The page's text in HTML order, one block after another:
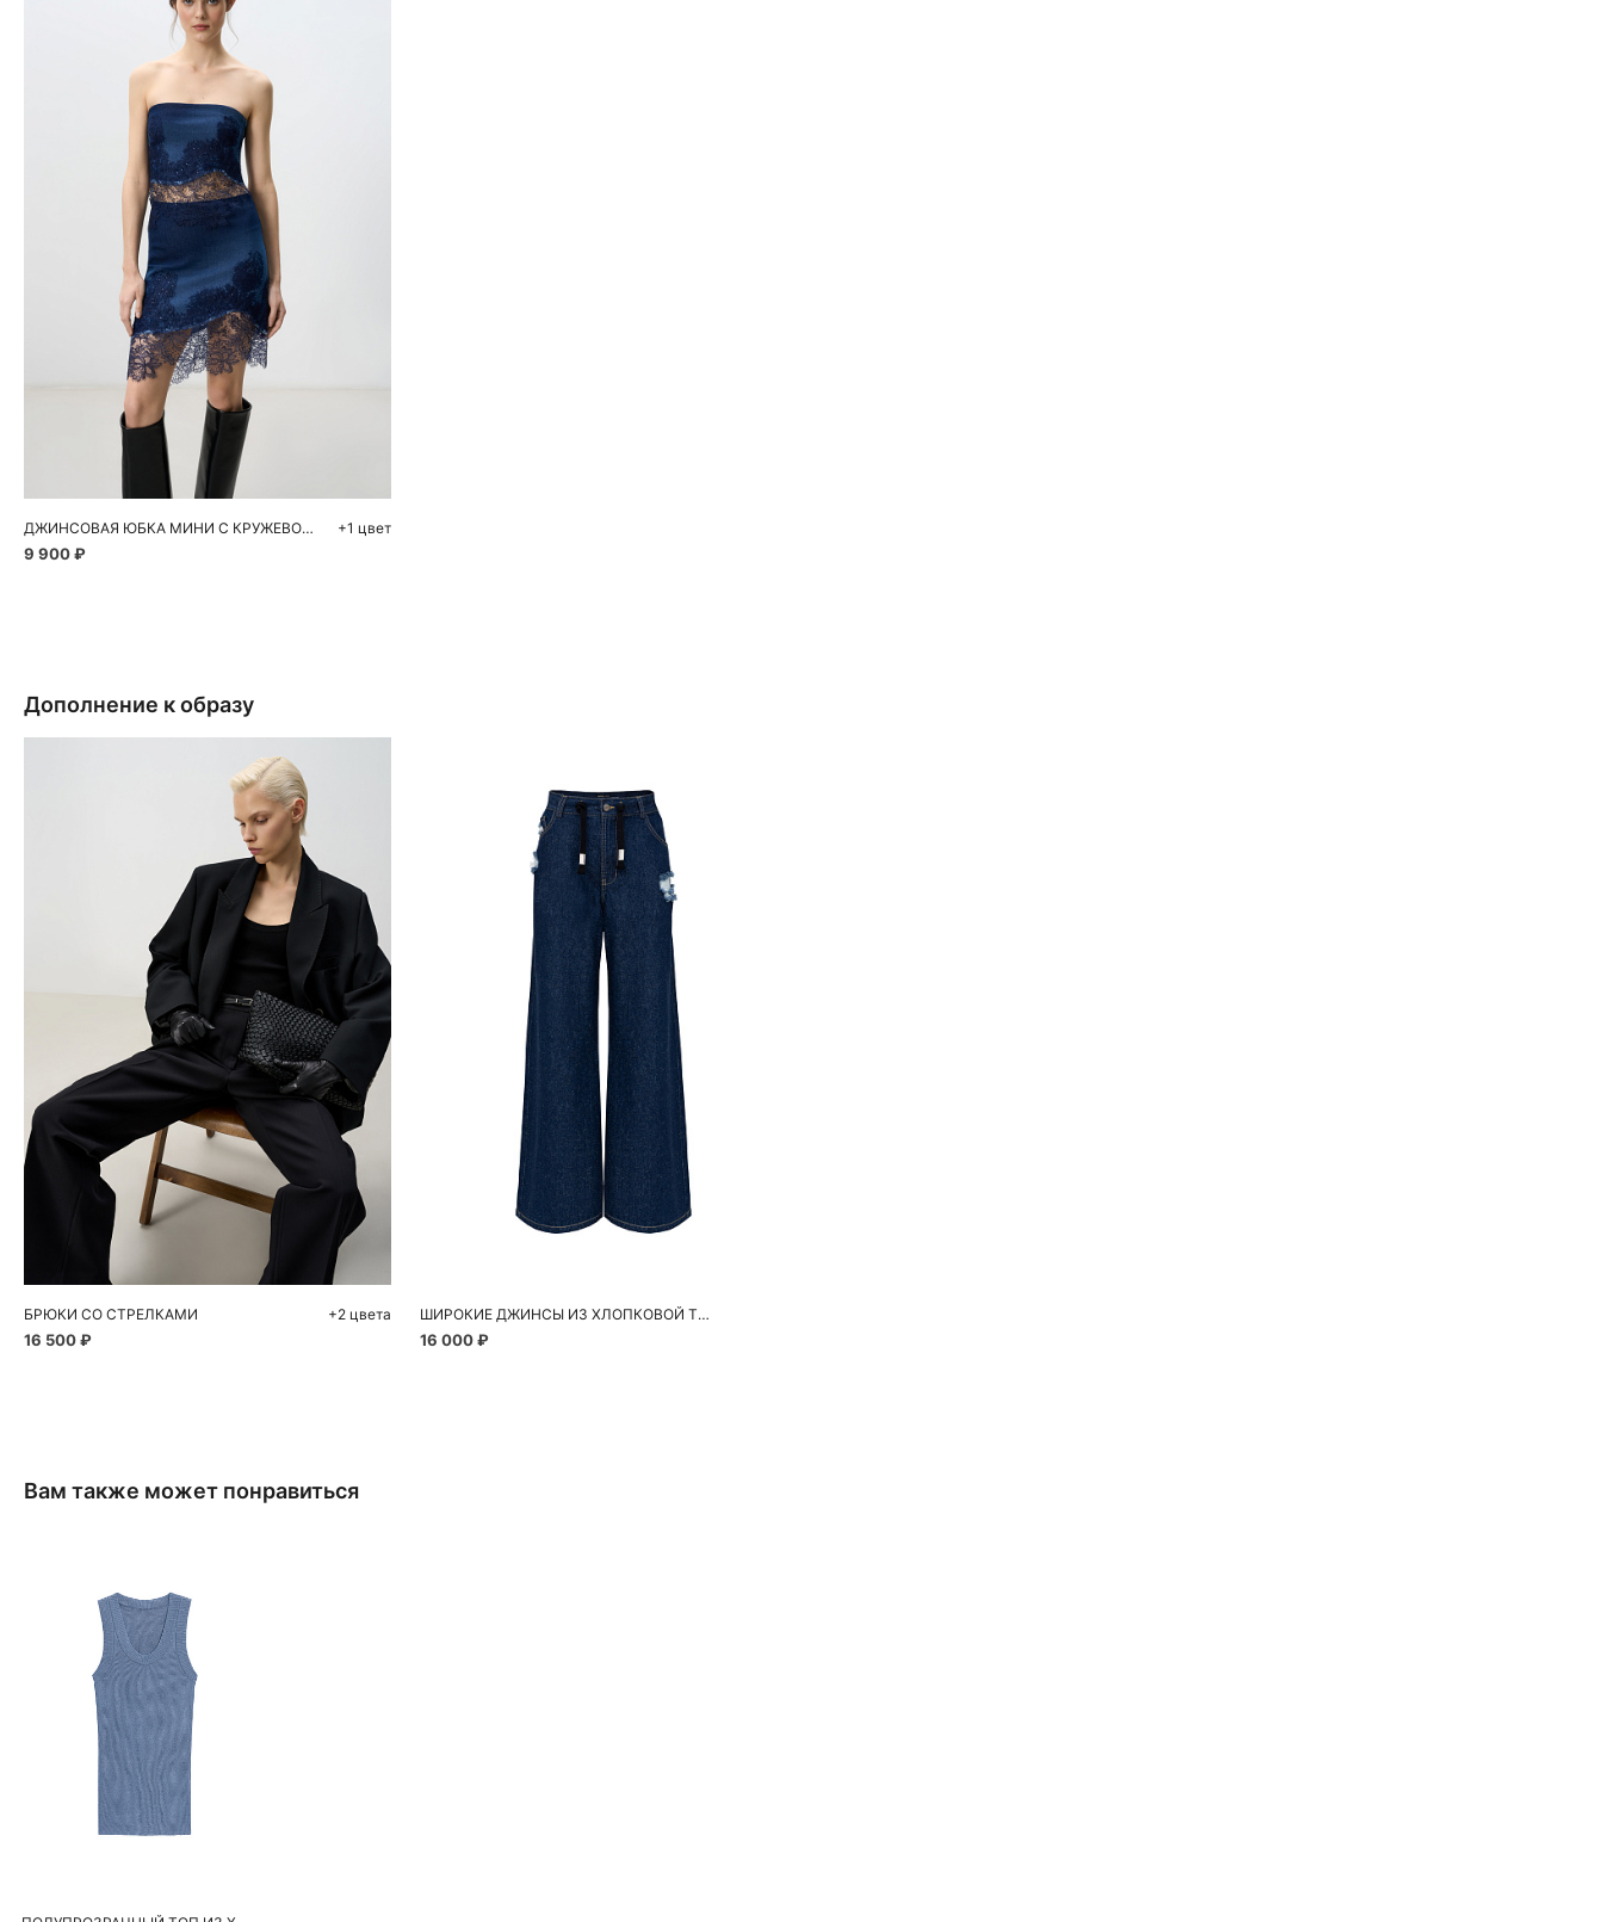
Добавить в корзину
42 44
ДЖИНСОВАЯ ЮБКА МИНИ С КРУЖЕВОМ И ПАЙЕТКАМИ
9 900 ₽
+1 цвет
Дополнение к образу
Добавить в корзину
42
БРЮКИ СО СТРЕЛКАМИ
16 500 ₽
+2 цвета
Добавить в корзину
XS S
ШИРОКИЕ ДЖИНСЫ ИЗ ХЛОПКОВОЙ ТКАНИ С ДОБАВЛЕНИЕМ КОНОПЛИ
16 000 ₽
Вам также может понравиться